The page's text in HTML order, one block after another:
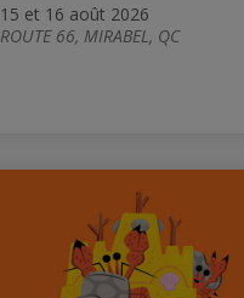
15 et 16 août 2026
ROUTE 66, MIRABEL, QC